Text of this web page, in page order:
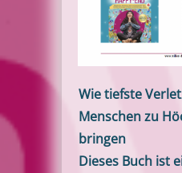
Wie tiefste
Menschen zu
bringen
Dieses Buch ist